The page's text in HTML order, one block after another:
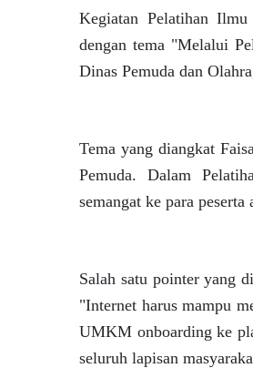
Kegiatan Pelatihan
dengan tema "Melalui
Dinas Pemuda dan
Tema yang diangkat
Pemuda. Dalam
semangat ke para
Salah satu pointer yang
"Internet harus mampu
UMKM onboarding ke
seluruh lapisan